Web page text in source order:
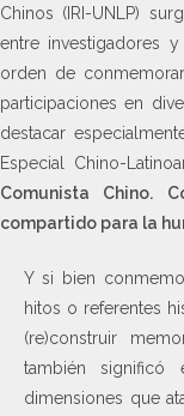
Chinos (IRI-UNLP)
entre investigadores
orden de
participaciones en
destacar
Especial Chino-
Comunista Chino.
compartido para la
Y si bien
hitos o referentes
(re)construir
también significó
dimensiones que